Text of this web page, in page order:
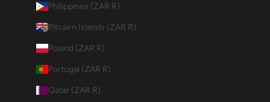
Philippines (ZAR R)
Pitcairn Islands (ZAR R)
Poland (ZAR R)
Portugal (ZAR R)
Qatar (ZAR R)